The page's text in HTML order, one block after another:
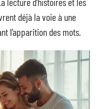
déjà la voie à une
l’apparition des mots.